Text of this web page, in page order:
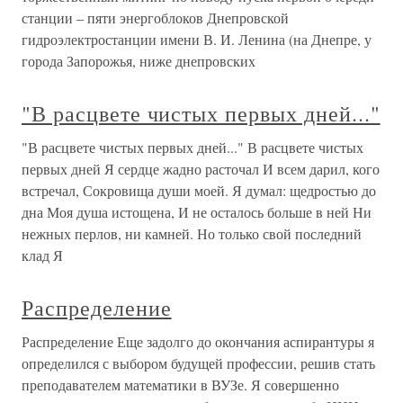
станции – пяти энергоблоков Днепровской
гидроэлектростанции имени В. И. Ленина (на Днепре, у
города Запорожья, ниже днепровских
"В расцвете чистых первых дней..."
"В расцвете чистых первых дней..." В расцвете чистых
первых дней Я сердце жадно расточал И всем дарил, кого
встречал, Сокровища души моей. Я думал: щедростью до
дна Моя душа истощена, И не осталось больше в ней Ни
нежных перлов, ни камней. Но только свой последний
клад Я
Распределение
Распределение Еще задолго до окончания аспирантуры я
определился с выбором будущей профессии, решив стать
преподавателем математики в ВУЗе. Я совершенно